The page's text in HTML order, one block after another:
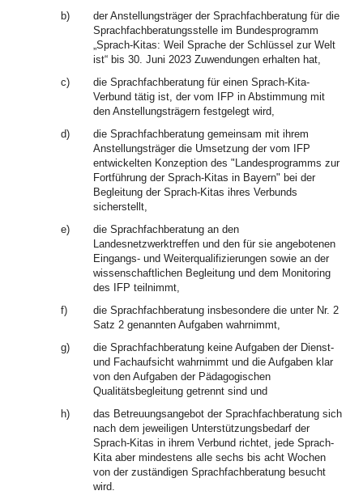
b)
der Anstellungsträger der Sprachfachberatung für die
Sprachfachberatungsstelle im Bundesprogramm
„Sprach-Kitas: Weil Sprache der Schlüssel zur Welt
ist“ bis 30. Juni 2023 Zuwendungen erhalten hat,
c)
die Sprachfachberatung für einen Sprach-Kita-
Verbund tätig ist, der vom IFP in Abstimmung mit
den Anstellungsträgern festgelegt wird,
d)
die Sprachfachberatung gemeinsam mit ihrem
Anstellungsträger die Umsetzung der vom IFP
entwickelten Konzeption des "Landesprogramms zur
Fortführung der Sprach-Kitas in Bayern" bei der
Begleitung der Sprach-Kitas ihres Verbunds
sicherstellt,
e)
die Sprachfachberatung an den
Landesnetzwerktreffen und den für sie angebotenen
Eingangs- und Weiterqualifizierungen sowie an der
wissenschaftlichen Begleitung und dem Monitoring
des IFP teilnimmt,
f)
die Sprachfachberatung insbesondere die unter Nr. 2
Satz 2 genannten Aufgaben wahrnimmt,
g)
die Sprachfachberatung keine Aufgaben der Dienst-
und Fachaufsicht wahrnimmt und die Aufgaben klar
von den Aufgaben der Pädagogischen
Qualitätsbegleitung getrennt sind und
h)
das Betreuungsangebot der Sprachfachberatung sich
nach dem jeweiligen Unterstützungsbedarf der
Sprach-Kitas in ihrem Verbund richtet, jede Sprach-
Kita aber mindestens alle sechs bis acht Wochen
von der zuständigen Sprachfachberatung besucht
wird.